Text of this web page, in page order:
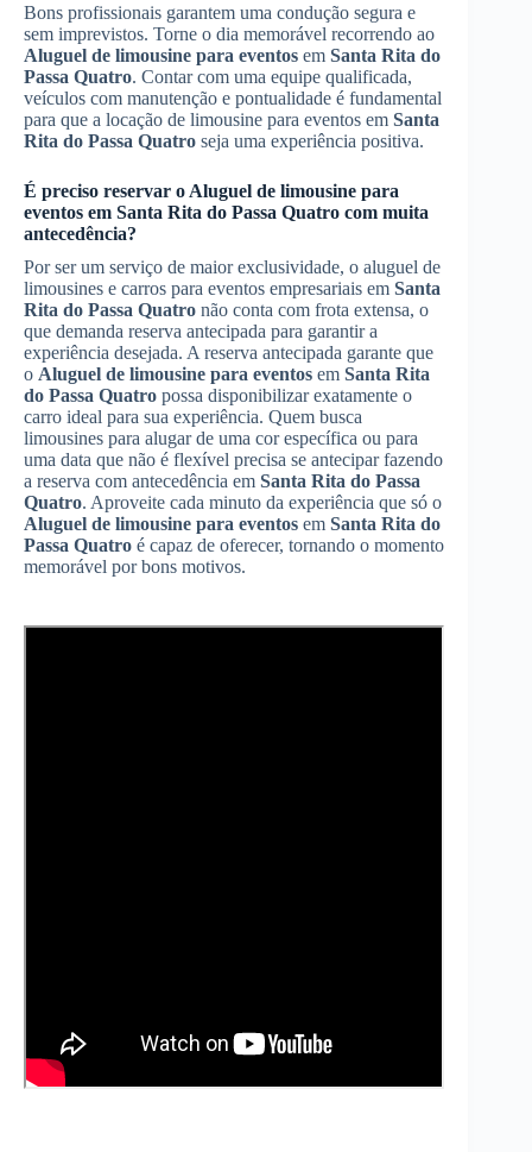
Bons profissionais garantem uma condução segura e
sem imprevistos. Torne o dia memorável recorrendo ao
Aluguel de limousine para eventos em Santa Rita do
Passa Quatro. Contar com uma equipe qualificada,
veículos com manutenção e pontualidade é fundamental
para que a locação de limousine para eventos em Santa
Rita do Passa Quatro seja uma experiência positiva.
É preciso reservar o Aluguel de limousine para
eventos em Santa Rita do Passa Quatro com muita
antecedência?
Por ser um serviço de maior exclusividade, o aluguel de
limousines e carros para eventos empresariais em Santa
Rita do Passa Quatro não conta com frota extensa, o
que demanda reserva antecipada para garantir a
experiência desejada. A reserva antecipada garante que
o Aluguel de limousine para eventos em Santa Rita
do Passa Quatro possa disponibilizar exatamente o
carro ideal para sua experiência. Quem busca
limousines para alugar de uma cor específica ou para
uma data que não é flexível precisa se antecipar fazendo
a reserva com antecedência em Santa Rita do Passa
Quatro. Aproveite cada minuto da experiência que só o
Aluguel de limousine para eventos em Santa Rita do
Passa Quatro é capaz de oferecer, tornando o momento
memorável por bons motivos.